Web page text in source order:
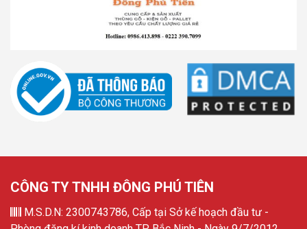
CÔNG TY TNHH ĐÔNG PHÚ TIÊN
M.S.D.N: 2300743786, Cấp tại Sở kế hoạch đầu tư -